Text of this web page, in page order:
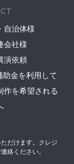
自治体様
会社様
演依頼
助金を利用して
作を希望される
だけます。クレジ
絡ください。